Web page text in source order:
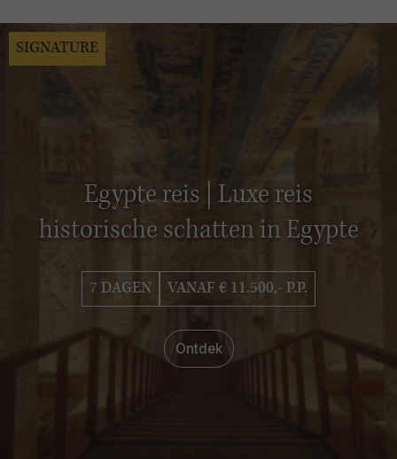
Egypte reis | Luxe reis
historische schatten in Egypte
7 DAGEN VANAF € 11.500,- P.P.
Ontdek
SIGNATURE